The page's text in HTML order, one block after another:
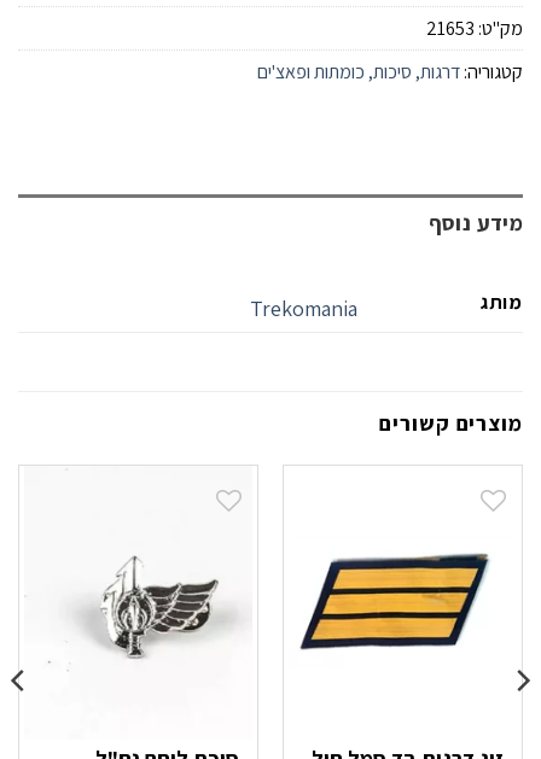
מק"ט: 21653
קטגוריה:דרגות, סיכות, כומתות ופאצ'ים
מידע נוסף
מותג Trekomania
מוצרים קשורים